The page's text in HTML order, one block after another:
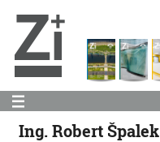
Ing. Robert Špalek